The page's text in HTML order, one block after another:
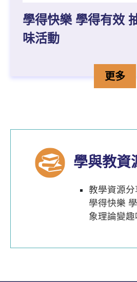
學得快樂 學得有效
味活動
學得
更多詳
學與教資
教學資源分
學得快樂
象理論變